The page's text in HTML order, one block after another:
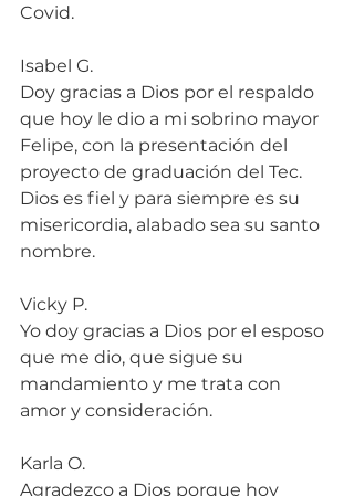
Covid.
Isabel G.
Doy gracias a Dios por el respaldo
que hoy le dio a mi sobrino mayor
Felipe, con la presentación del
proyecto de graduación del Tec.
Dios es fiel y para siempre es su
misericordia, alabado sea su santo
nombre.
Vicky P.
Yo doy gracias a Dios por el esposo
que me dio, que sigue su
mandamiento y me trata con
amor y consideración.
Karla O.
Agradezco a Dios porque hoy